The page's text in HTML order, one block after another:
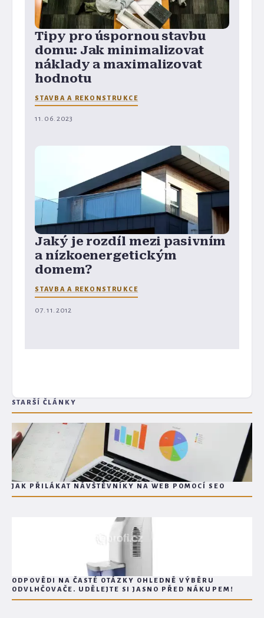
Tipy pro úspornou stavbu
domu: Jak minimalizovat
náklady a maximalizovat
hodnotu
STAVBA A REKONSTRUKCE
11. 06. 2023
Jaký je rozdíl mezi pasivním
a nízkoenergetickým
domem?
STAVBA A REKONSTRUKCE
07. 11. 2012
STARŠÍ ČLÁNKY
JAK PŘILÁKAT NÁVŠTĚVNÍKY NA WEB POMOCÍ SEO
ODPOVĚDI NA ČASTÉ OTÁZKY OHLEDNĚ VÝBĚRU
ODVLHČOVAČE. UDĚLEJTE SI JASNO PŘED NÁKUPEM!